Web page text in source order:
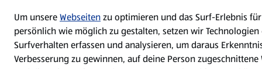
Um unsereWebseitenzu optimieren und das Surf-Erlebnis
persönlich wie möglich zu gestalten, setzen wir
Surfverhalten erfassen und analysieren, um daraus
Verbesserung zu gewinnen, auf deine Person